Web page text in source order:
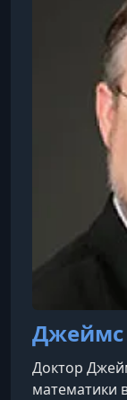
волонтера
включая
Джеймс
Доктор
математики